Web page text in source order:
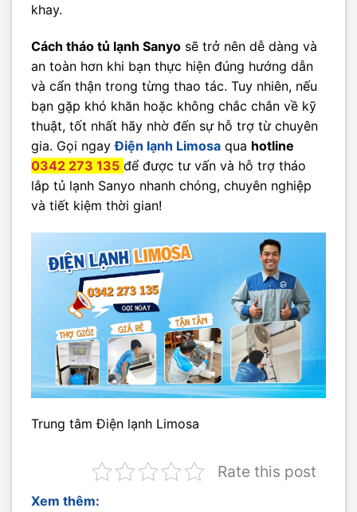
khay.
Cách tháo tủ lạnh Sanyo sẽ trở nên dễ dàng và
an toàn hơn khi bạn thực hiện đúng hướng dẫn
và cẩn thận trong từng thao tác. Tuy nhiên, nếu
bạn gặp khó khăn hoặc không chắc chắn về kỹ
thuật, tốt nhất hãy nhờ đến sự hỗ trợ từ chuyên
gia. Gọi ngayĐiện lạnh Limosa qua hotline
0342 273 135 để được tư vấn và hỗ trợ tháo
lắp tủ lạnh Sanyo nhanh chóng, chuyên nghiệp
và tiết kiệm thời gian!
Trung tâm Điện lạnh Limosa
Rate this post
Xem thêm: